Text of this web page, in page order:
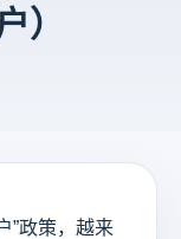
）
”政策，越来